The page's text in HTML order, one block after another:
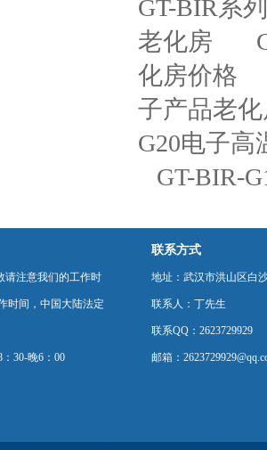
GT-BIR系
老化房
化房价格
子产品老
G20电子高
GT-BIR-
请注意我们的工作时
时间，中国大陆法定
30-晚6：00
联系方式
地址：武汉市洪山区白
联系人：丁先生
联系QQ：2623729929
邮箱：